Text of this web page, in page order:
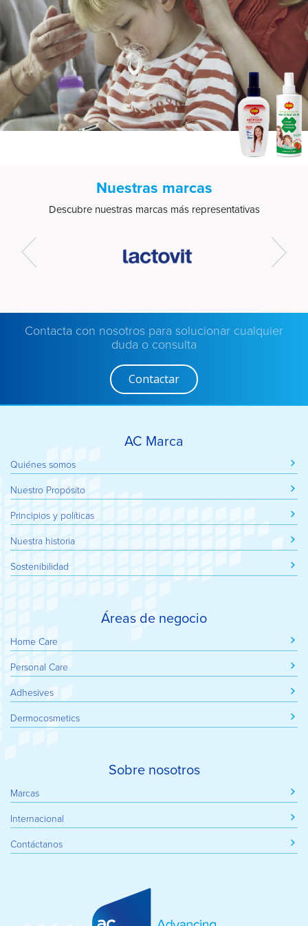
el contenido y los anuncios, ofrecer funciones de redes
sociales y analizar el tráfico. Además, compartimos
información sobre el uso que haga del sitio web con
nuestros partners de redes sociales, publicidad y análisis
web, quienes pueden combinarla con otra información
que les haya proporcionado o que hayan recopilado a
partir del uso que haya hecho de sus servicios.
Nuestras marcas
Descubre nuestras marcas más representativas
Contacta con nosotros para solucionar cualquier
duda o consulta
Contactar
AC Marca
Quiénes somos
Nuestro Propósito
Principios y políticas
Nuestra historia
Sostenibilidad
Áreas de negocio
Home Care
Personal Care
Adhesives
Dermocosmetics
Sobre nosotros
Marcas
Internacional
Contáctanos